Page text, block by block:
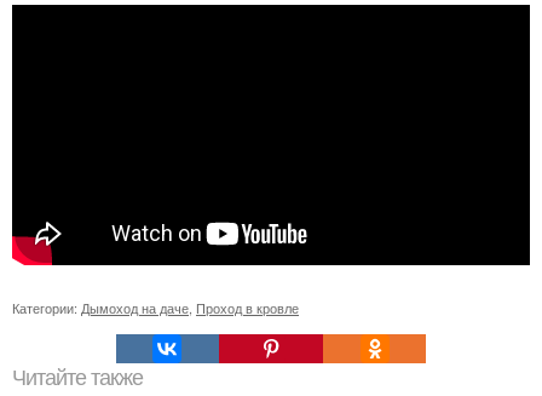
Категории: Дымоход на даче Проход в кровле
Читайте также